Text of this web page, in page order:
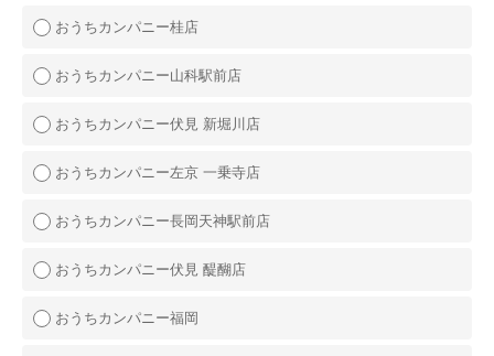
おうちカンパニー桂店
おうちカンパニー山科駅前店
おうちカンパニー伏見 新堀川店
おうちカンパニー左京 一乗寺店
おうちカンパニー長岡天神駅前店
おうちカンパニー伏見 醍醐店
おうちカンパニー福岡